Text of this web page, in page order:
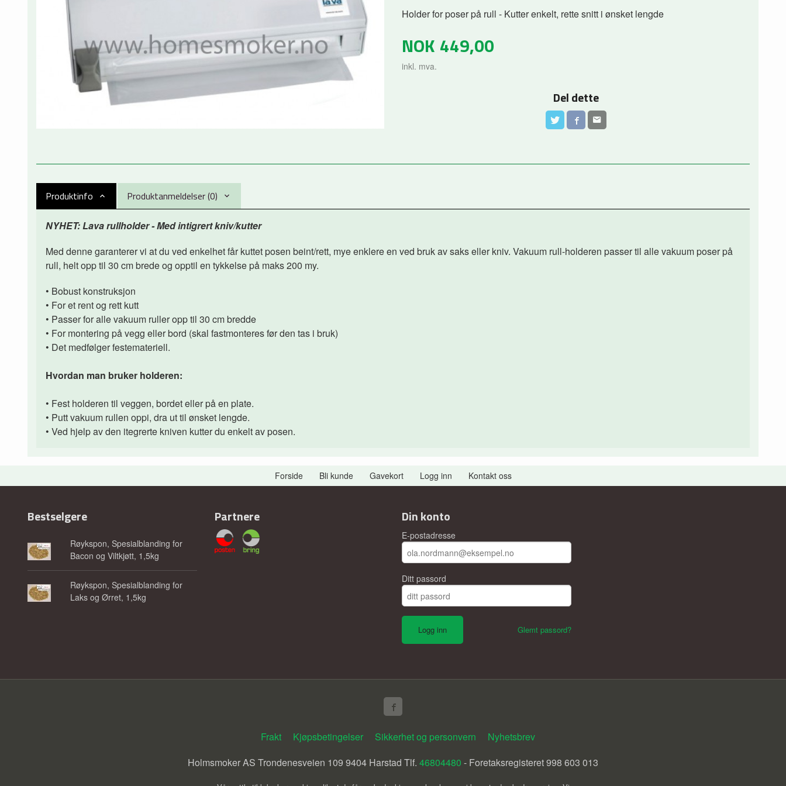
Holder for poser på rull - Kutter enkelt, rette snitt i ønsket lengde
NOK 449,00
inkl. mva.
Del dette
Produktinfo Produktanmeldelser (0)
NYHET:Lavarullholder- Med intigrert kniv/kutter
Med denne garanterer vi at du ved enkelhet får kuttet posen beint/rett, mye enklere en ved bruk av saks eller kniv. Vakuum rull-holderen passer til alle vakuum poser på
rull, helt opp til 30 cmbredeog opptil en tykkelse på maks200 my.
• Bobust konstruksjon
• Foret rent og rett kutt
• Passer forallevakuum ruller opptil 30 cmbredde
• For montering påvegg eller bord (skal fastmonteres før den tas i bruk)
• Det medfølgerfestemateriell.
Hvordan man bruker holderen:
• Fest holderen til veggen, bordet eller på en plate.
• Putt vakuum rullen oppi, dra ut til ønsket lengde.
• Ved hjelp av den itegrerte kniven kutterdu enkelt av posen.
Forside Bli kunde Gavekort Logg inn Kontakt oss
Bestselgere
Røykspon, Spesialblanding for
Bacon og Viltkjøtt, 1,5kg
Røykspon, Spesialblanding for
Laks og Ørret, 1,5kg
Partnere Din konto
E-postadresse
Ditt passord
Glemt passord?
Frakt Kjøpsbetingelser Sikkerhet og personvern
Nyhetsbrev
Holmsmoker AS Trondenesveien 109 9404 Harstad Tlf. 46804480 - Foretaksregisteret 998 603 013